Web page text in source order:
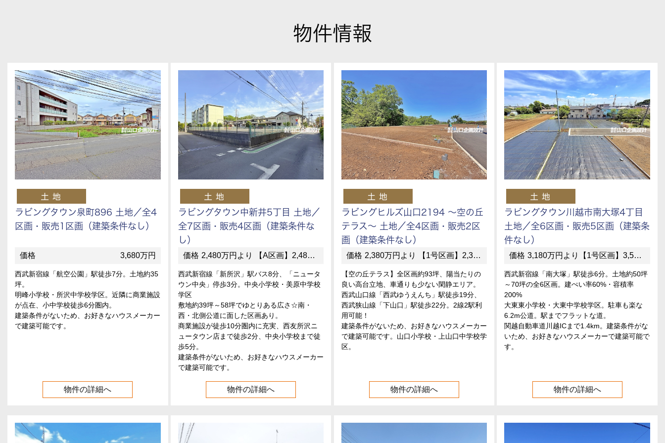
物件情報
ラビングタウン泉町896 土地／全4
区画・販売1区画（建築条件なし）
3,680万円
西武新宿線「航空公園」駅徒歩7分。土地約35
坪。
明峰小学校・所沢中学校学区。近隣に商業施設
が点在、小中学校徒歩6分圏内。
建築条件がないため、お好きなハウスメーカー
で建築可能です。
物件の詳細へ
ラビングタウン中新井5丁目 土地／
全7区画・販売4区画（建築条件な
し）
2,480万円より 【A区画】2,480万円 【C区画】2,880万円 【F区画】2,480万円 【G区画】2,680万円
西武新宿線「新所沢」駅バス8分、「ニュータ
ウン中央」停歩3分。中央小学校・美原中学校
学区
敷地約39坪～58坪でゆとりある広さ☆南・
西・北側公道に面した区画あり。
商業施設が徒歩10分圏内に充実、西友所沢ニ
ュータウン店まで徒歩2分、中央小学校まで徒
歩5分。
建築条件がないため、お好きなハウスメーカー
で建築可能です。
物件の詳細へ
ラビングヒルズ山口2194 ～空の丘
テラス～ 土地／全4区画・販売2区
画（建築条件なし）
2,380万円より 【1号区画】2,380万円 【2号区画】2,480万円
【空の丘テラス】全区画約93坪、陽当たりの
良い高台立地、車通りも少ない閑静エリア。
西武山口線「西武ゆうえんち」駅徒歩19分、
西武狭山線「下山口」駅徒歩22分。2線2駅利
用可能！
建築条件がないため、お好きなハウスメーカー
で建築可能です。山口小学校・上山口中学校学
区。
物件の詳細へ
ラビングタウン川越市南大塚4丁目
土地／全6区画・販売5区画（建築条
件なし）
3,180万円より【1号区画】3,580万円 【2号区画】3,580万円 【3号区画】3,480万円 【4号区画】3,280万円 【5号区画】 3,180万円
西武新宿線「南大塚」駅徒歩6分。土地約50坪
～70坪の全6区画。建ぺい率60%・容積率
200%
大東東小学校・大東中学校学区。駐車も楽な
6.2m公道。駅までフラットな道。
関越自動車道川越ICまで1.4km。建築条件がな
いため、お好きなハウスメーカーで建築可能で
す。
物件の詳細へ